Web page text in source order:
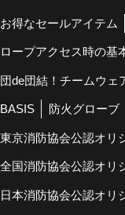
お得なセールアイテム
ロープアクセス時の基
団de団結！チームウェ
BASIS 防火グローブ
東京消防協会公認オリ
全国消防協会公認オリ
日本消防協会公認オリ